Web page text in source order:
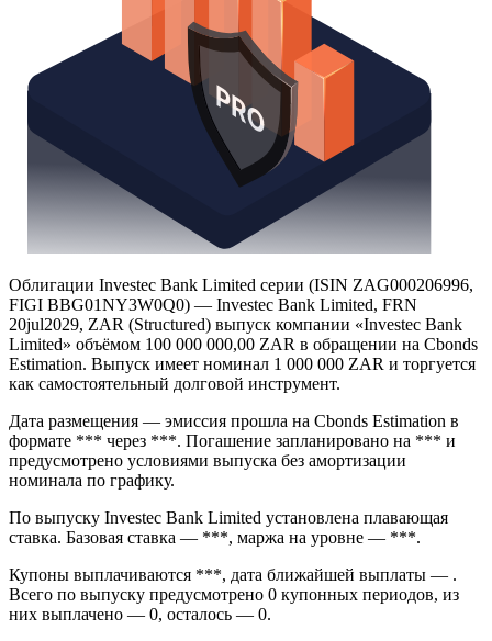
Облигации Investec Bank Limited серии (ISIN ZAG000206996,
FIGI BBG01NY3W0Q0) — Investec Bank Limited, FRN
20jul2029, ZAR (Structured) выпуск компании «Investec Bank
Limited» объёмом 100 000 000,00 ZAR в обращении на Cbonds
Estimation. Выпуск имеет номинал 1 000 000 ZAR и торгуется
как самостоятельный долговой инструмент.
Дата размещения — эмиссия прошла на Cbonds Estimation в
формате *** через ***. Погашение запланировано на *** и
предусмотрено условиями выпуска без амортизации
номинала по графику.
По выпуску Investec Bank Limited установлена плавающая
ставка. Базовая ставка — ***, маржа на уровне — ***.
Купоны выплачиваются ***, дата ближайшей выплаты — .
Всего по выпуску предусмотрено 0 купонных периодов, из
них выплачено — 0, осталось — 0.